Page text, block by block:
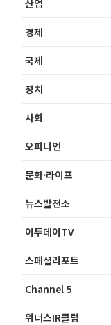
산업
경제
국제
정치
사회
오피니언
문화·라이프
뉴스발전소
이투데이TV
스페셜리포트
Channel 5
위너스IR클럽